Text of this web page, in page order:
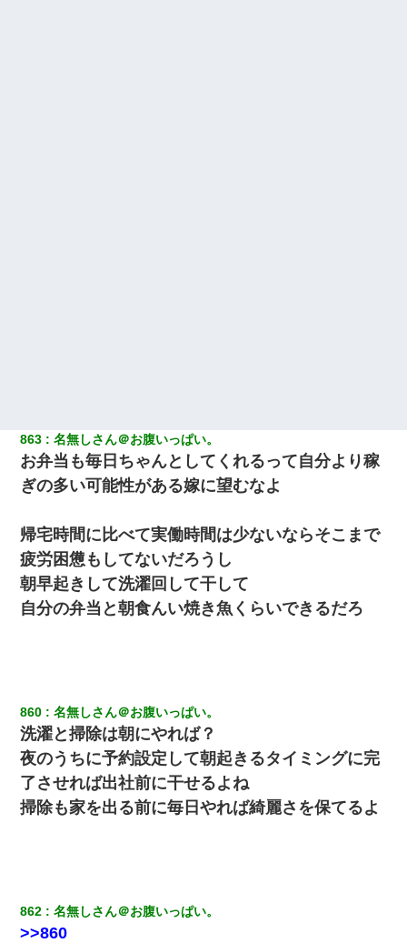
863 名無しさん＠お腹いっぱい。
お弁当も毎日ちゃんとしてくれるって自分より稼
ぎの多い可能性がある嫁に望むなよ
帰宅時間に比べて実働時間は少ないならそこまで
疲労困憊もしてないだろうし
朝早起きして洗濯回して干して
自分の弁当と朝食んい焼き魚くらいできるだろ
860 名無しさん＠お腹いっぱい。
洗濯と掃除は朝にやれば？
夜のうちに予約設定して朝起きるタイミングに完
了させれば出社前に干せるよね
掃除も家を出る前に毎日やれば綺麗さを保てるよ
862 名無しさん＠お腹いっぱい。
>>860